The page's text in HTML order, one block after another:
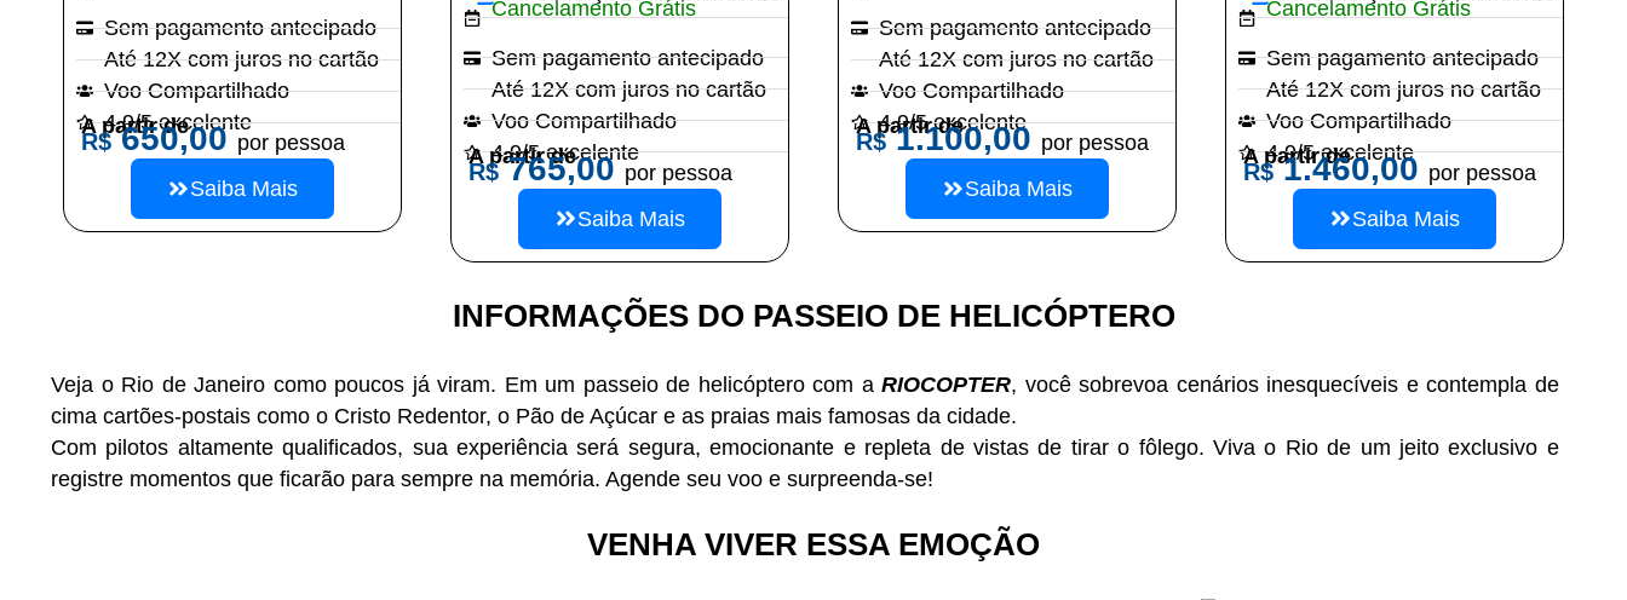
Sem pagamento antecipado
Até 12X com juros no cartão
Voo Compartilhado
4.9/5 excelente
A partir de
R$650,00por pessoa
Saiba Mais
Cancelamento Grátis
Sem pagamento antecipado
Até 12X com juros no cartão
Voo Compartilhado
4.9/5 excelente
A partir de
R$765,00por pessoa
Saiba Mais
Sem pagamento antecipado
Até 12X com juros no cartão
Voo Compartilhado
4.9/5 excelente
A partir de
R$1.100,00 por pessoa
Saiba Mais
Cancelamento Grátis
Sem pagamento antecipado
Até 12X com juros no cartão
Voo Compartilhado
4.9/5 excelente
A partir de
R$1.460,00 por pessoa
Saiba Mais
INFORMAÇÕES DO PASSEIO DE HELICÓPTERO
Veja o Rio de Janeiro como poucos já viram. Em um passeio de helicóptero com aRIOCOPTER, você sobrevoa cenários inesquecíveis e contempla de
cima cartões-postais como o Cristo Redentor, o Pão de Açúcar e as praias mais famosas da cidade.
Com pilotos altamente qualificados, sua experiência será segura, emocionante e repleta de vistas de tirar o fôlego. Viva o Rio de um jeito exclusivo e
registre momentos que ficarão para sempre na memória. Agende seu voo e surpreenda-se!
VENHA VIVER ESSA EMOÇÃO